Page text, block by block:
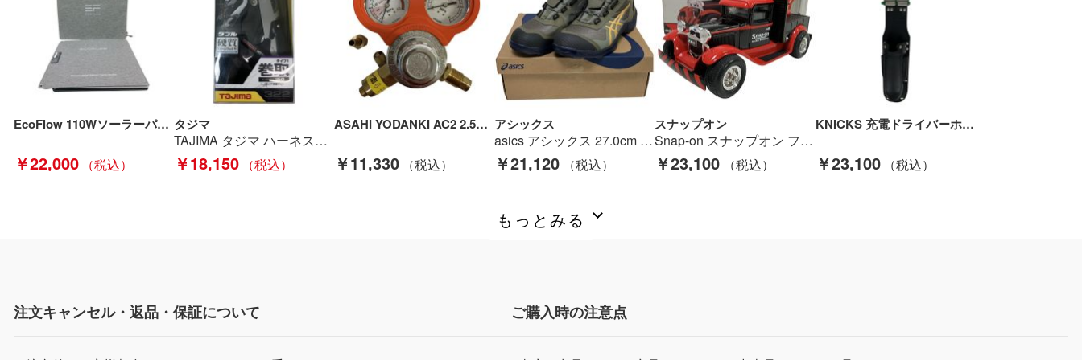
EcoFlow 110Wソーラーパネル チャージャー EF-Flex-110C グレー Aランク
￥22,000
タジマ
TAJIMA タジマ ハーネス用ランヤード A1ER150-WL2 Sランク
￥18,150
ASAHI YODANKI AC2 2.5Mpa レギュレータ アセチレン用圧力調整器 箱 取説付 B6704 オレンジ Sランク
￥11,330
アシックス
asics アシックス 27.0cm 安全靴 JSAA規格 外箱付 WINJOB CP604 G-TX BOA オリーブ Sランク
￥21,120
スナップオン
Snap-on スナップオン フィギュア 貯金箱 フォード モデルA レッカー車 Aランク
￥23,100
KNICKS 充電ドライバーホルダー ベルトループ チェーン金具付き NX-TITMB-111JOCDX ALU-15 ブラック Bランク
￥23,100
もっとみる
注文キャンセル・返品・保証について ご購入時の注意点